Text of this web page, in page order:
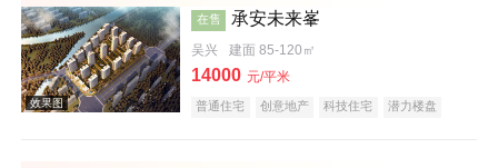
效果图
在售 承安未来峯
吴兴 建面 85-120㎡
14000 元/平米
普通住宅 创意地产 科技住宅
潜力楼盘